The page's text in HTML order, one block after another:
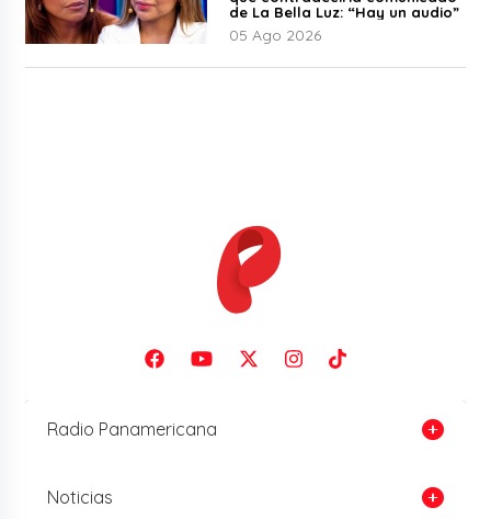
de La Bella Luz: “Hay un audio”
05 Ago 2026
Radio Panamericana
Noticias